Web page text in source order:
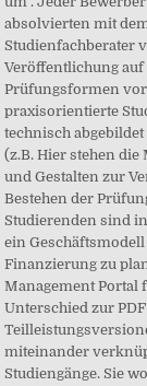
absolvierten mit
Studienfachberater
Veröffentlichung
Prüfungsformen
praxisorientierte
technisch
(z.B. Hier stehen
und Gestalten zur
Bestehen der
Studierenden sind
ein
Finanzierung zu
Management Portal
Unterschied zur
miteinander
Studiengänge. Sie